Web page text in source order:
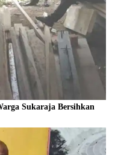
Sukaraja Bersihkan